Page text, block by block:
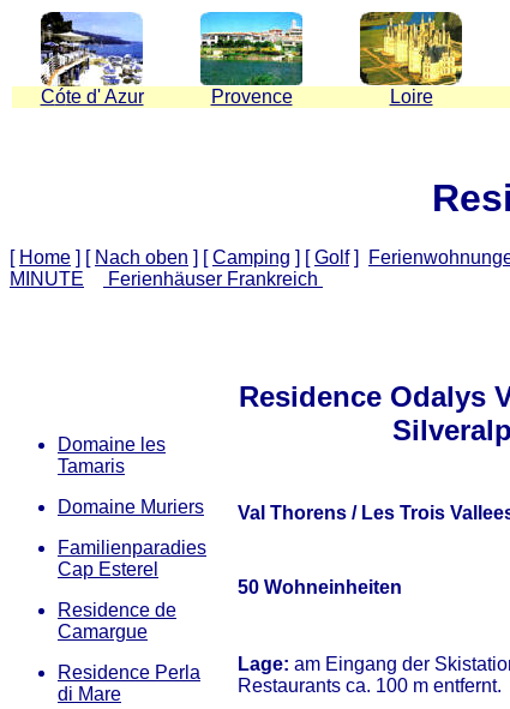
Cóte d' Azur Provence Loire
[ Home ] [ Nach oben ] [Camping ] [Golf]
MINUTE
Ferienhäuser Frankreich
Domaine les
Tamaris
Domaine Muriers
Familienparadies
Cap Esterel
Residence de
Camargue
Residence Perla
di Mare
Residence Odalys
Silveralp
Val Thorens / Les Trois
50 Wohneinheiten
Lage: am Eingang der
Restaurants ca. 100 m entfernt.